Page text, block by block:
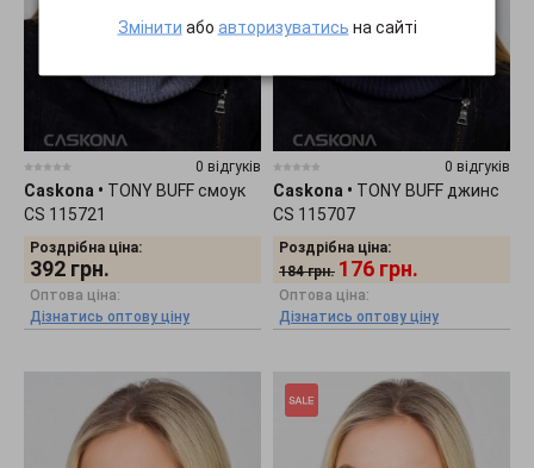
0 відгуків
Caskona • TONY BUFF смоук
CS 115721
Роздрібна ціна:
392 грн.
Оптова ціна:
Дізнатись оптову ціну
0 відгуків
Caskona • TONY BUFF джинс
CS 115707
Роздрібна ціна:
184 грн. 176 грн.
Оптова ціна:
Дізнатись оптову ціну
Змінити або авторизуватись на сайті